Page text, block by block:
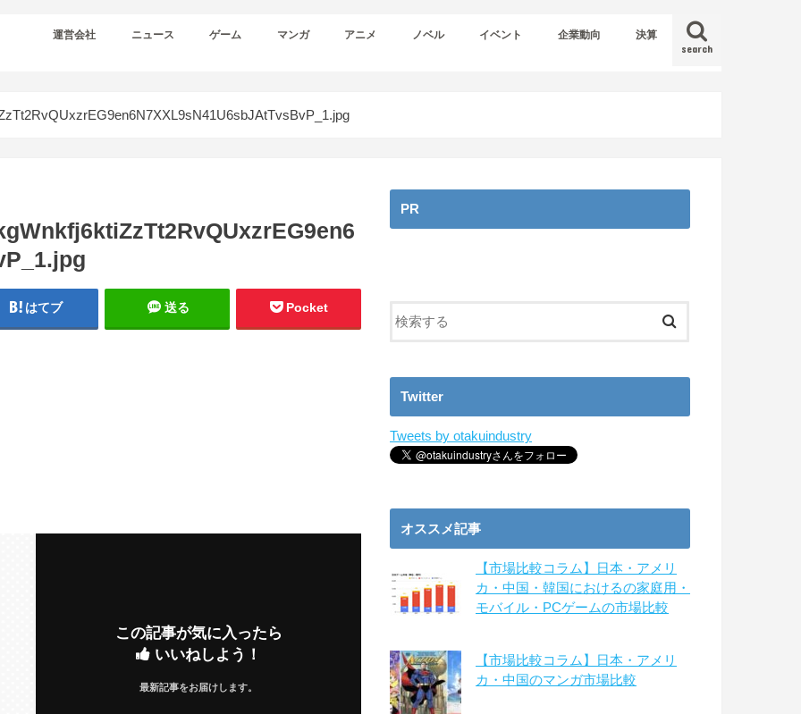
search
運営会社 ニュース ゲーム マンガ アニメ ノベル イベント 企業動向 決算
はてブ 送る Pocket
この記事が気に入ったら
いいねしよう！
最新記事をお届けします。
PR
Twitter
Tweets by otakuindustry
オススメ記事
【市場比較コラム】日本・アメリ
カ・中国・韓国におけるの家庭用・
モバイル・PCゲームの市場比較
【市場比較コラム】日本・アメリ
カ・中国のマンガ市場比較